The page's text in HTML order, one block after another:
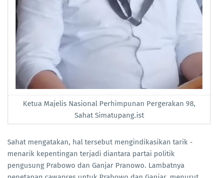
Ketua Majelis Nasional Perhimpunan Pergerakan 98,
Sahat Simatupang.ist
Sahat mengatakan, hal tersebut mengindikasikan tarik -
menarik kepentingan terjadi diantara partai politik
pengusung Prabowo dan Ganjar Pranowo. Lambatnya